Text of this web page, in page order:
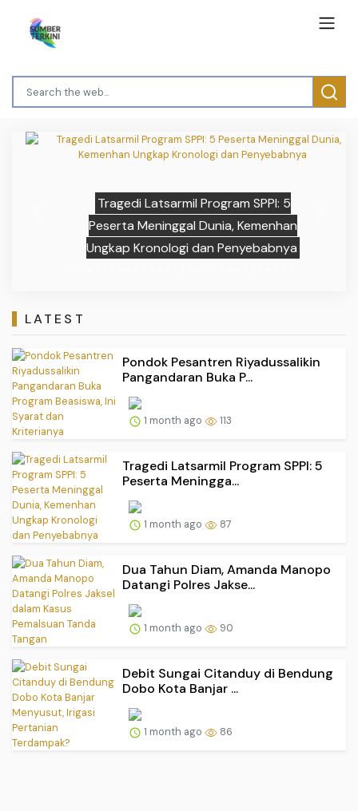
Tragedi Latsarmil Program SPPI: 5
Peserta Meninggal Dunia, Kemenhan
Ungkap Kronologi dan Penyebabnya
LATEST
Pondok Pesantren Riyadussalikin
Pangandaran Buka P...
1 month ago 113
Tragedi Latsarmil Program SPPI: 5
Peserta Meningga...
1 month ago 87
Dua Tahun Diam, Amanda Manopo
Datangi Polres Jakse...
1 month ago 90
Debit Sungai Citanduy di Bendung
Dobo Kota Banjar ...
1 month ago 86